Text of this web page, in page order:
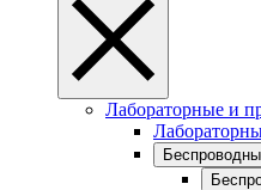
Лабораторные и